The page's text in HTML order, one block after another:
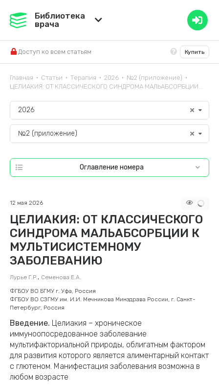
Медвестник
Справочник ЛС
Библиотека
врача
Доступ ко всем статьям Купить
Главная • Статьи • Терапия • 2026 • №2 (приложение) •
ЦЕЛИАКИЯ: ОТ КЛАССИЧЕСКОГО СИНДРОМА МАЛЬАБСОРБЦИИ...
2026
№2 (приложение)
Оглавление номера
ЦЕЛИАКИЯ: ОТ КЛАССИЧЕСКОГО
СИНДРОМА МАЛЬАБСОРБЦИИ К
МУЛЬТИСИСТЕМНОМУ
ЗАБОЛЕВАНИЮ
12 мая 2026
ФГБОУ ВО БГМУ г. Уфа, Россия
ФГБОУ ВО СЗГМУ им. И.И. Мечникова Минздрава России, г. Санкт-
Петербург, Россия
Введение. Целиакия – хроническое
иммуноопосредованное заболевание
мультифакториальной природы, облигатным фактором
для развития которого является алиментарный контакт
с глютеном. Манифестация заболевания возможна в
любом возрасте
Лурье Г.Р., Семенова Е.А.